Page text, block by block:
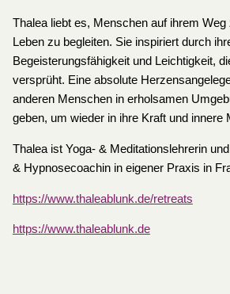
Thalea liebt es, Menschen auf ihrem
Leben zu begleiten. Sie inspiriert durch
Begeisterungsfähigkeit und Leichtigkeit,
versprüht. Eine absolute
anderen Menschen in erholsamen
geben, um wieder in ihre Kraft und innere
Thalea ist Yoga- & Meditationslehrerin
& Hypnosecoachin in eigener Praxis in
https://www.thaleablunk.de/retreats
https://www.thaleablunk.de